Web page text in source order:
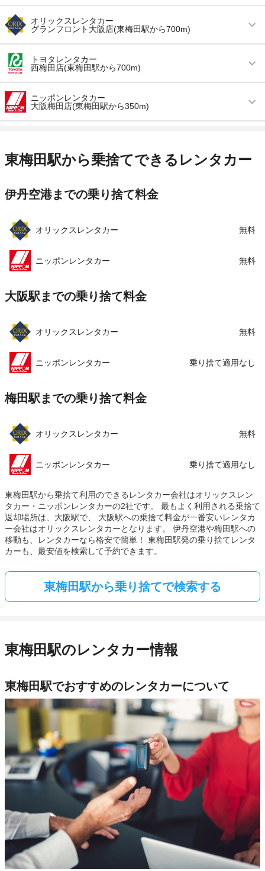
オリックスレンタカー
グランフロント大阪店(東梅田駅から700m)
営業時間 毎日 08:00 ～ 20:00
アクセス 大阪駅より徒歩で約5分（送迎なし）
住所
大阪市北区大深町３－１ グランフロント大阪北
館地下１階
この店舗でレンタカーを探す
トヨタレンタカー
西梅田店(東梅田駅から700m)
営業時間 毎日 08:00 ～ 20:00
アクセス 西梅田駅より徒歩で約3分（送迎なし）
店舗詳細 店舗詳細ページはこちら
ニッポンレンタカー
大阪梅田店(東梅田駅から350m)
アクセス 梅田駅より徒歩で約3分（送迎なし）
この店舗でレンタカーを探す
東梅田駅から乗捨てできるレンタカー
伊丹空港までの乗り捨て料金
オリックスレンタカー 無料
ニッポンレンタカー 無料
大阪駅までの乗り捨て料金
オリックスレンタカー 無料
ニッポンレンタカー 乗り捨て適用なし
梅田駅までの乗り捨て料金
オリックスレンタカー 無料
ニッポンレンタカー 乗り捨て適用なし
東梅田駅から乗捨て利用のできるレンタカー会社はオリックスレン
タカー・ニッポンレンタカーの2社です。 最もよく利用される乗捨て
返却場所は、大阪駅で、 大阪駅への乗捨て料金が一番安いレンタカ
ー会社はオリックスレンタカーとなります。 伊丹空港や梅田駅への
移動も、レンタカーなら格安で簡単！ 東梅田駅発の乗り捨てレンタ
カーも、最安値を検索して予約できます。
東梅田駅から乗り捨てで検索する
東梅田駅のレンタカー情報
東梅田駅でおすすめのレンタカーについて